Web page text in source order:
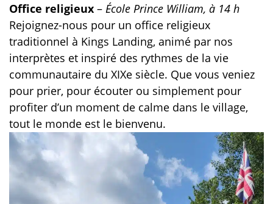
Office religieux – École Prince William, à 14 h
Rejoignez-nous pour un office religieux
traditionnel à Kings Landing, animé par nos
interprètes et inspiré des rythmes de la vie
communautaire du XIXe siècle. Que vous veniez
pour prier, pour écouter ou simplement pour
profiter d’un moment de calme dans le village,
tout le monde est le bienvenu.